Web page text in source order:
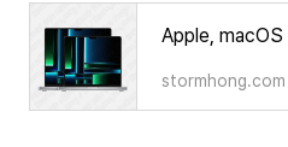
stormhong.com